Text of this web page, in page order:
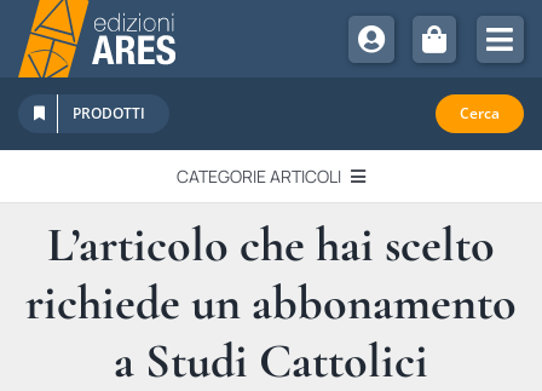
Salta
contenuto
Chi Siamo
Sostienici
Abbonamenti
Promozioni
Newsletter
PRODOTTI Cerca
CATEGORIE ARTICOLI
EDITORIALI
IN QUESTO NUMERO
L’articolo che hai scelto
richiede un abbonamento
a Studi Cattolici